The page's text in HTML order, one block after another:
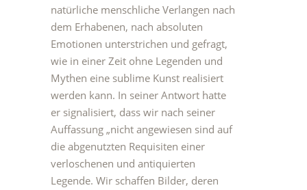
natürliche menschliche Verlangen nach
dem Erhabenen, nach absoluten
Emotionen unterstrichen und gefragt,
wie in einer Zeit ohne Legenden und
Mythen eine sublime Kunst realisiert
werden kann. In seiner Antwort hatte
er signalisiert, dass wir nach seiner
Auffassung „nicht angewiesen sind auf
die abgenutzten Requisiten einer
verloschenen und antiquierten
Legende. Wir schaffen Bilder, deren